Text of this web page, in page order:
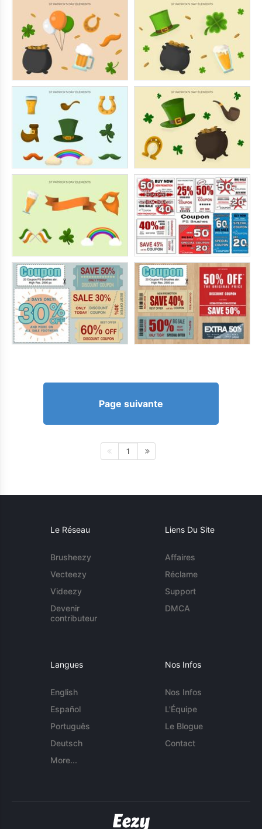
Page suivante
1
Le Réseau
Brusheezy
Vecteezy
Videezy
Devenir
contributeur
Liens Du Site
Affaires
Réclame
Support
DMCA
Langues
English
Español
Português
Deutsch
More...
Nos Infos
Nos Infos
L'Équipe
Le Blogue
Contact